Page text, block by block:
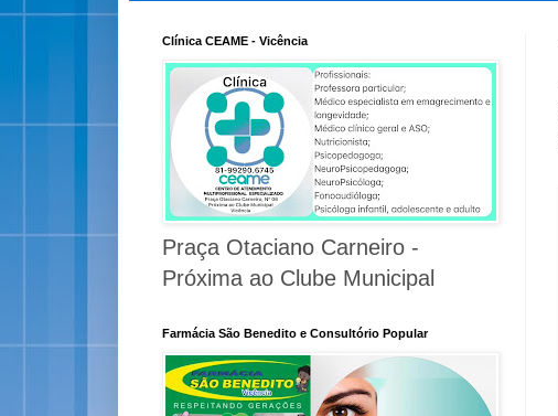
Clínica CEAME - Vicência
Praça Otaciano Carneiro -
Próxima ao Clube Municipal
Farmácia São Benedito e Consultório Popular